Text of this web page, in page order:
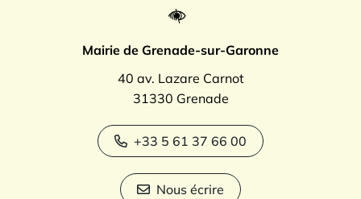
Mairie de Grenade-sur-Garonne
40 av. Lazare Carnot
31330 Grenade
+33 5 61 37 66 00
Nous écrire